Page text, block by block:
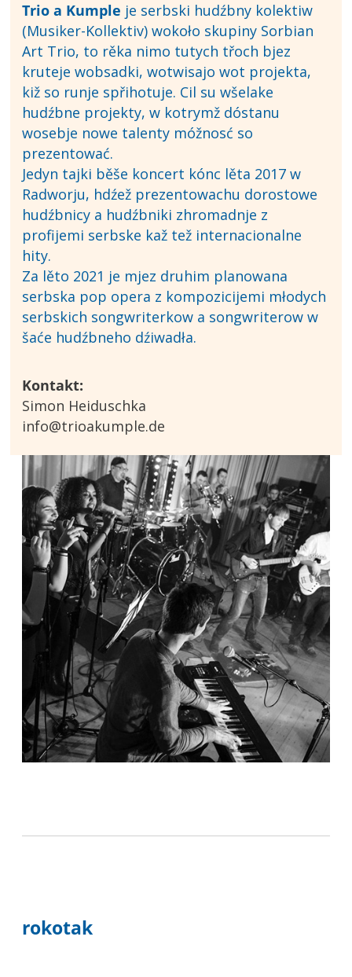
Trio a Kumple je serbski hudźbny kolektiw
(Musiker-Kollektiv) wokoło skupiny Sorbian
Art Trio, to rěka nimo tutych třoch bjez
kruteje wobsadki, wotwisajo wot projekta,
kiž so runje spřihotuje. Cil su wšelake
hudźbne projekty, w kotrymž dóstanu
wosebje nowe talenty móžnosć so
prezentować.
Jedyn tajki běše koncert kónc lěta 2017 w
Radworju, hdźež prezentowachu dorostowe
hudźbnicy a hudźbniki zhromadnje z
profijemi serbske kaž tež internacionalne
hity.
Za lěto 2021 je mjez druhim planowana
serbska pop opera z kompozicijemi młodych
serbskich songwriterkow a songwriterow w
šaće hudźbneho dźiwadła.
Kontakt:
Simon Heiduschka
info@trioakumple.de
rokotak